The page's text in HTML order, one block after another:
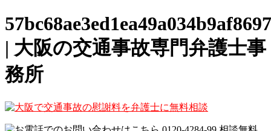
| 大阪の交通事故専門弁護士事
務所